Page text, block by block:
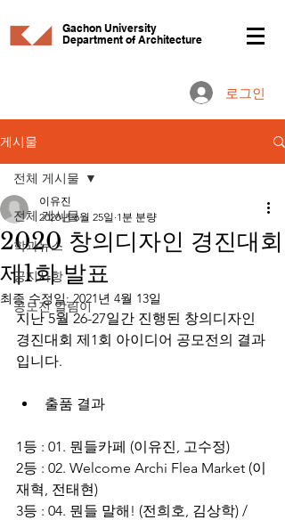
Gachon University
Department of Architecture
로그인
게시물
전체 게시물
학과뉴스
공지사항
공모전 알림이
전체 게시물
2020 창의디자인 경진대회
제1회 발표
이유진
2020년 6월 25일 1분 분량
최종 수정일:2021년 4월 13일
지난 5월 26-27일간 진행된 창의디자인
경진대회 제1회 아이디어 공모전의 결과
입니다.
출품 결과
1등 : 01. 뭔들카페 (이유진, 고수정)
2등 : 02. Welcome Archi Flea Market (이
재혁, 전태현)
3등 : 04. 뭔들 말해! (전희호, 김상학) /